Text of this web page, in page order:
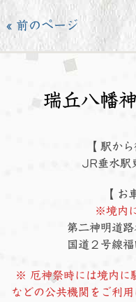
« 前のページ
瑞丘八幡
【 駅か
JR垂水駅
【 お
※境内
第二神明道路
国道２号線
※ 厄神祭時には境内に
などの公共機関をご利